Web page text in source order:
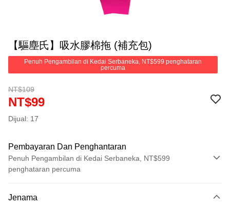
【驅塵氏】吸水膠棉拖 (補充包)
Penuh Pengambilan di Kedai Serbaneka, NT$599 penghataran
percuma
NT$109
NT$99
Dijual: 17
Pembayaran Dan Penghantaran
Penuh Pengambilan di Kedai Serbaneka, NT$599
penghataran percuma
Kad Kredit (Bayaran Penuh)
Jenama